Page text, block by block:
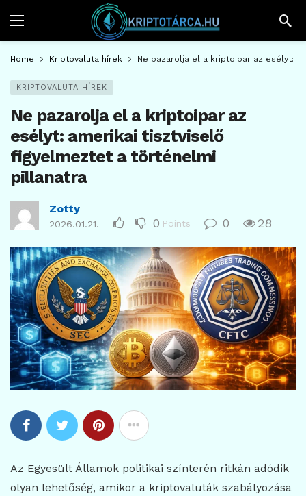
Home Kriptovaluta hírek Ne pazarolja el a kriptoipar az esélyt:
KRIPTOVALUTA HÍREK
Ne pazarolja el a kriptoipar az
esélyt: amerikai tisztviselő
figyelmeztet a történelmi
pillanatra
Zotty
2026.01.21. 0 Points 0 28
Az Egyesült Államok politikai színterén ritkán adódik
olyan lehetőség, amikor a kriptovaluták szabályozása